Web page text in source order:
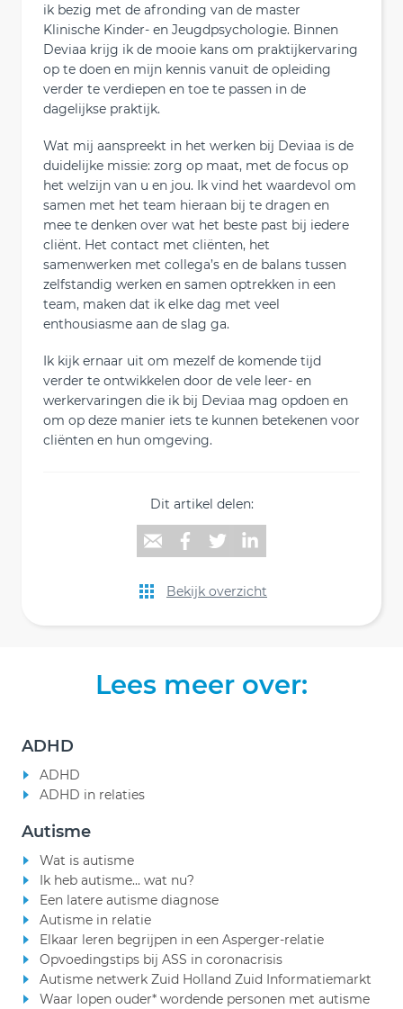
ik bezig met de afronding van de master
Klinische Kinder- en Jeugdpsychologie. Binnen
Deviaa krijg ik de mooie kans om praktijkervaring
op te doen en mijn kennis vanuit de opleiding
verder te verdiepen en toe te passen in de
dagelijkse praktijk.
Wat mij aanspreekt in het werken bij Deviaa is de
duidelijke missie: zorg op maat, met de focus op
het welzijn van u en jou. Ik vind het waardevol om
samen met het team hieraan bij te dragen en
mee te denken over wat het beste past bij iedere
cliënt. Het contact met cliënten, het
samenwerken met collega’s en de balans tussen
zelfstandig werken en samen optrekken in een
team, maken dat ik elke dag met veel
enthousiasme aan de slag ga.
Ik kijk ernaar uit om mezelf de komende tijd
verder te ontwikkelen door de vele leer- en
werkervaringen die ik bij Deviaa mag opdoen en
om op deze manier iets te kunnen betekenen voor
cliënten en hun omgeving.
Dit artikel delen:
Bekijk overzicht
Lees meer over:
ADHD
ADHD
ADHD in relaties
Autisme
Wat is autisme
Ik heb autisme... wat nu?
Een latere autisme diagnose
Autisme in relatie
Elkaar leren begrijpen in een Asperger-relatie
Opvoedingstips bij ASS in coronacrisis
Autisme netwerk Zuid Holland Zuid Informatiemarkt
Waar lopen ouder* wordende personen met autisme